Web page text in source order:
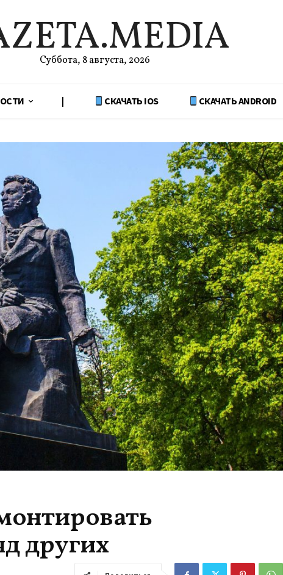
Суббота, 8 августа, 2026
| СКАЧАТЬ IOS СКАЧАТЬ ANDROID
других